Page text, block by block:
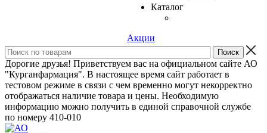
Каталог
Акции
Дорогие друзья! Приветствуем вас на официальном сайте АО
"Курганфармация". В настоящее время сайт работает в
тестовом режиме в связи с чем временно могут некорректно
отображаться наличие товара и цены. Необходимую
информацию можно получить в единой справочной службе
по номеру 410-010